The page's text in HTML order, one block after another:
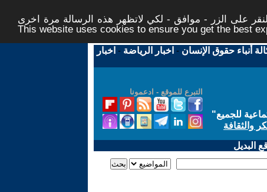
على الزر - موافق - لكي لاتظهر هذه الرسالة مرة اخرى -
This website uses cookies to ensure you get the best
أنباء حقوق الإنسان - اخبار الرياضة - اخبار
التبرع للموقع - ادعمونا
للجميع"
والثقافة
البديل